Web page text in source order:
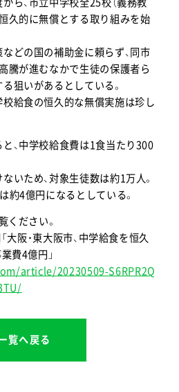
久的に無償とする取り組みを始
どの国の補助金に頼らず、同市
騰が進むなかで生徒の保護者ら
狙いがあるとしている。
給食の恒久的な無償実施は珍し
、中学校給食費は1食当たり300
いため、対象生徒数は約1万人。
約4億円になるとしている。
ください。
阪・東大阪市、中学給食を恒久
費4億円」
article/20230509-S6RPR2Q
覧へ戻る